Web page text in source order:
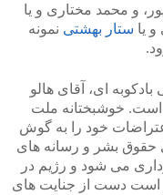
و محمد مختاری و یا
یا ستار بهشتی نمونه
ای، آقای هالو
است. خوشبختانه ملت
خود را به گوش
حقوق بشر و رسانه های
می شود و رژیم در
است دست از جنایت های